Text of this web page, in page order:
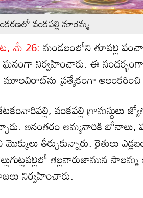
వంకపల్లి మారెమ్మ
మే 26: మండలంలోని తూపల్లి
నిర్వహించారు. ఈ
ప్రత్యేకంగా
వంకపల్లి
అనంతరం అమ్మవారికి బోనాలు,
తీర్చుకున్నారు. రైతులు
తెల్లవారుజామున
నిర్వహించారు.